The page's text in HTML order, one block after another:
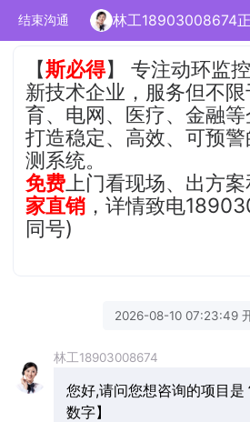
结束沟通
【斯必得】 专注动环监控
新技术企业，服务但不
育、电网、医疗、金融等
打造稳定、高效、可预
测系统。
免费 上门看现场、出方案
家直销 ，详情致电
同号)
2026-08-10 07:23:49
林工18903008674
您好,请问您想咨询的项目是
数字】